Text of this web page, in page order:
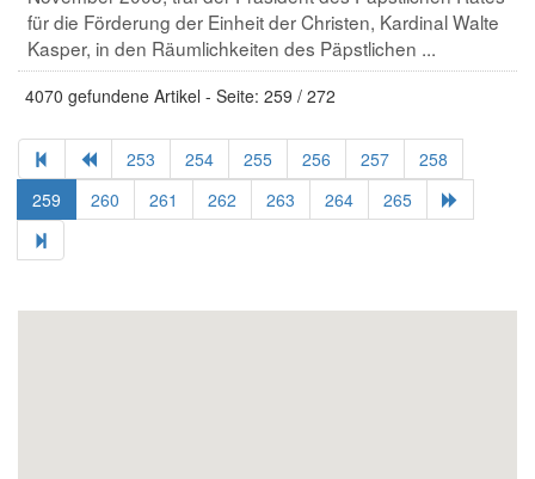
für die Förderung der Einheit der Christen, Kardinal Walte
Kasper, in den Räumlichkeiten des Päpstlichen ...
4070 gefundene Artikel - Seite: 259 / 272
253 254 255 256 257
258
259
260 261 262 263 264 265